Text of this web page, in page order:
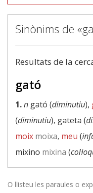
Sinònims de
Resultats de la
gató
1.n gató (diminutiu),
(diminutiu), gateta (
moix moixa, meu (
mixino mixina (
O llisteu les paraules o